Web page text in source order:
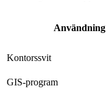
Användning
Kontorssvit
GIS-program